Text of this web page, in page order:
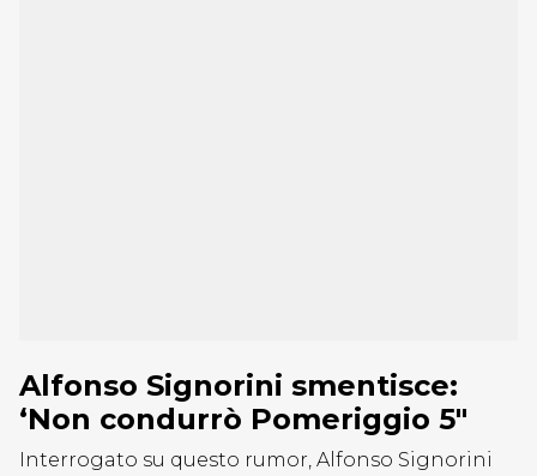
Alfonso Signorini smentisce:
‘Non condurrò Pomeriggio 5″
Interrogato su questo rumor, Alfonso Signorini